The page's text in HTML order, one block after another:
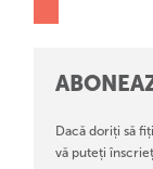
Dacă doriți să
vă puteți